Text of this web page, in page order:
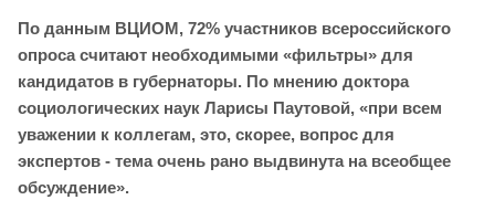
По данным ВЦИОМ, 72% участников всероссийского
опроса считают необходимыми «фильтры» для
кандидатов в губернаторы. По мнению доктора
социологических наук Ларисы Паутовой, «при всем
уважении к коллегам, это, скорее, вопрос для
экспертов - тема очень рано выдвинута на всеобщее
обсуждение».